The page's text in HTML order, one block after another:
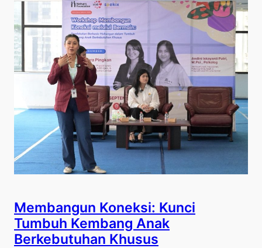
Membangun Koneksi: Kunci
Tumbuh Kembang Anak
Berkebutuhan Khusus